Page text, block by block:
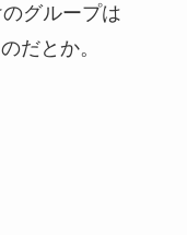
グループは
だとか。